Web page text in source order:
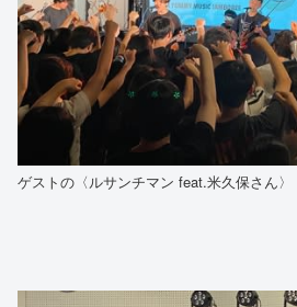
ゲストの〈ルサンチマン feat.米久保さん〉